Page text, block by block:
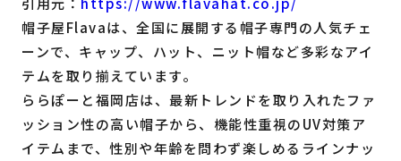
帽子屋Flavaは、全国に展開する帽子専門の人気チェ
ーンで、キャップ、ハット、ニット帽など多彩なアイ
テムを取り揃えています。
ららぽーと福岡店は、最新トレンドを取り入れたファ
ッション性の高い帽子から、機能性重視のUV対策ア
イテムまで、性別や年齢を問わず楽しめるラインナッ